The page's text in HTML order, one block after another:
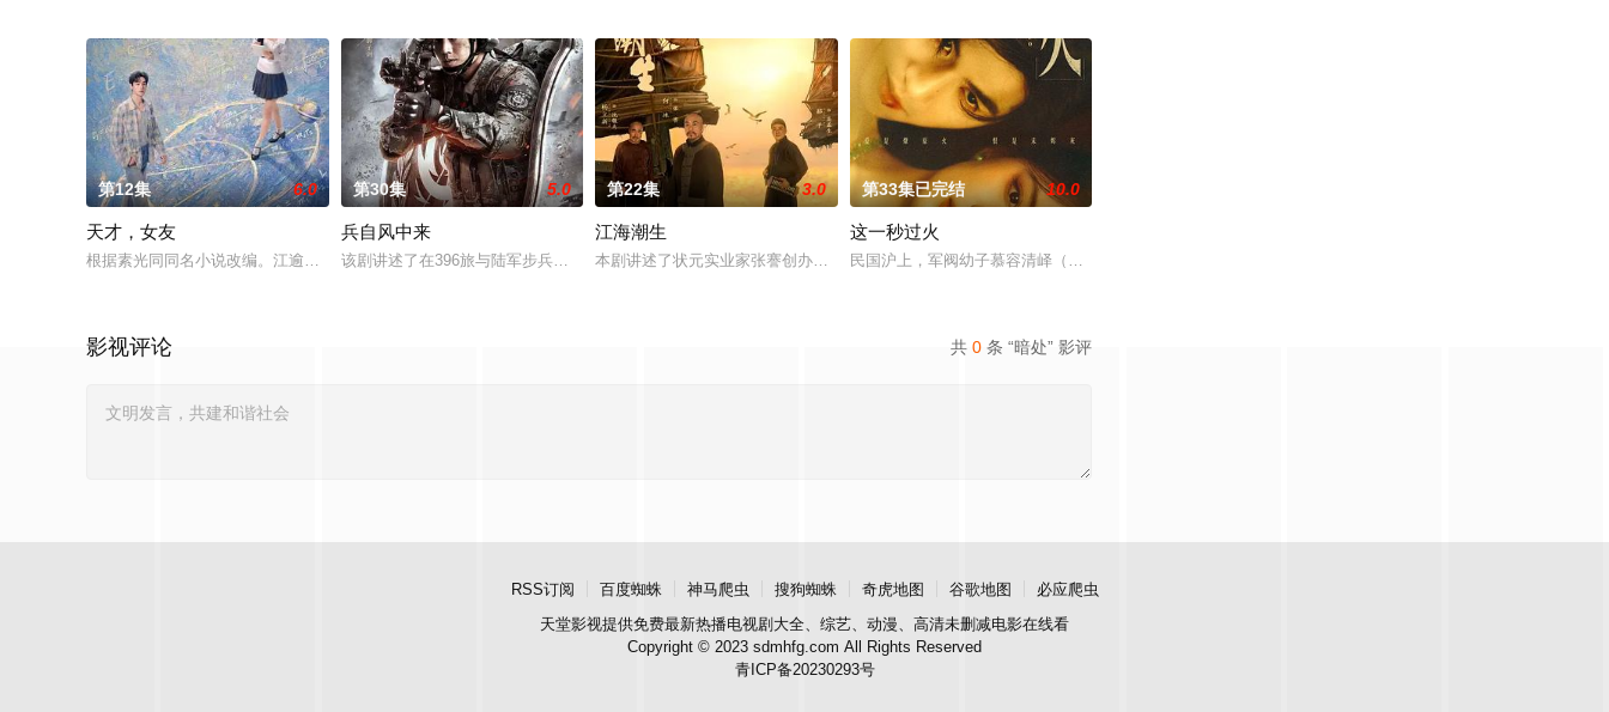
第12集 6.0
天才，女友
根据素光同同名小说改编。江逾白长大以后，林知夏忽然对他说：“江逾白，我喜欢你，哲学和生物学意义上的喜欢。”那个夜晚，他脸颊微热，还听见自己加速的
第30集 5.0
兵自风中来
该剧讲述了在396旅与陆军步兵学院联合举办的小型军事演习中，郭子剑因不满演习流于形式，假传指令要求真打实抗，虽引发哗然，却获赏识调任396旅一营
第22集 3.0
江海潮生
本剧讲述了状元实业家张謇创办大生企业，实业报国的故事。甲午战争后，国家蒙羞，张謇虽高中状元，却渴望寻求强国之路。他毅然弃政从商，
第33集已完结 10.0
这一秒过火
民国沪上，军阀幼子慕容清峄（张凌赫 饰）因被抱错而受尽养父虐待，少年出逃时被任素素（王楚然 饰）所
共 0 条 “暗处” 影评
影视评论
RSS订阅 百度蜘蛛 神马爬虫 搜狗蜘蛛 奇虎地图 谷歌地图
必应爬虫
天堂影视提供免费最新热播电视剧大全、综艺、动漫、高清未删减电影在线看
Copyright © 2023 sdmhfg.com All Rights Reserved
青ICP备20230293号